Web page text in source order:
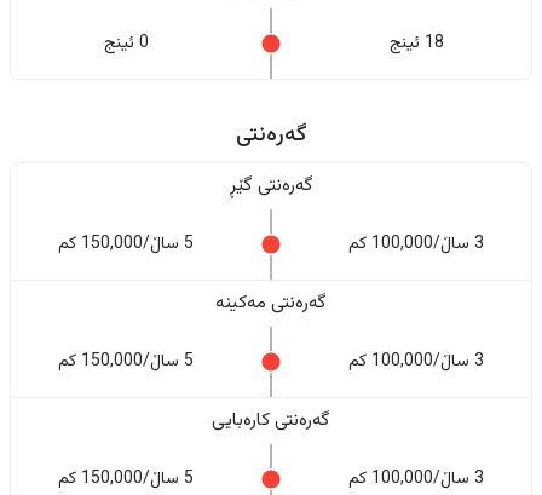
18 ئینج 0 ئینج
گەرەنتی
گەرەنتی گێڕ
3 ساڵ/100,000 کم 5 ساڵ/150,000 کم
گەرەنتی مەکینە
3 ساڵ/100,000 کم 5 ساڵ/150,000 کم
گەرەنتی کارەبایی
3 ساڵ/100,000 کم 5 ساڵ/150,000 کم